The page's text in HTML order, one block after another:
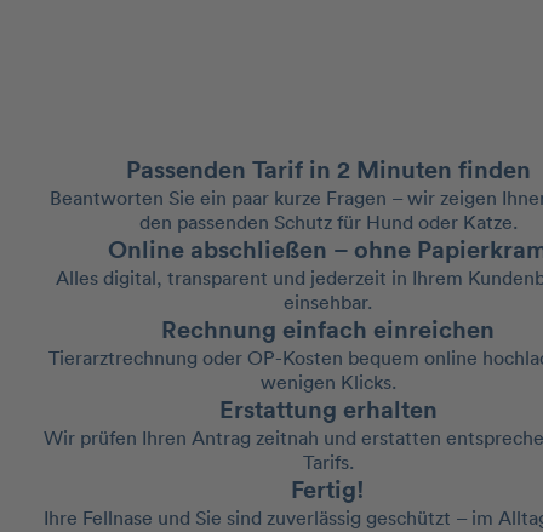
Passenden Tarif in 2 Minuten finden
Beantworten Sie ein paar kurze Fragen – wir zeigen
den passenden Schutz für Hund oder Katze.
Online abschließen – ohne
Alles digital, transparent und jederzeit in Ihrem
einsehbar.
Rechnung einfach einreichen
Tierarztrechnung oder OP-Kosten bequem online
wenigen Klicks.
Erstattung erhalten
Wir prüfen Ihren Antrag zeitnah und erstatten
Tarifs.
Fertig!
Ihre Fellnase und Sie sind zuverlässig geschützt – im